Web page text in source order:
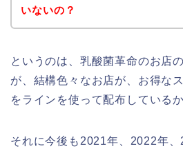
いないの？
というのは、乳酸菌革命のお店
が、結構色々なお店が、お得な
をラインを使って配布しているか
それに今後も2021年、2022年